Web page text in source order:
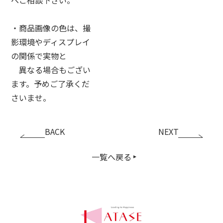
・商品画像の色は、撮
影環境やディスプレイ
の関係で実物と
異なる場合もござい
ます。予めご了承くだ
さいませ。
BACK
一覧へ戻る
NEXT